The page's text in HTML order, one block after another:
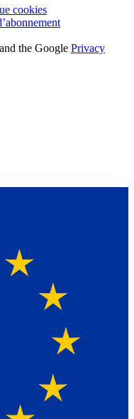
cookies
the Google Privacy